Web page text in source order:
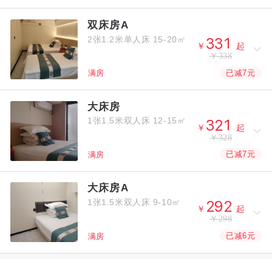
双床房A
2张1.2米单人床 15-20㎡
￥ 
起
￥338
满房 已减7元
大床房
1张1.5米双人床 12-15㎡
￥  
起
￥328
满房 已减7元
大床房A
1张1.5米双人床 9-10㎡
￥  
起
￥298
满房 已减6元